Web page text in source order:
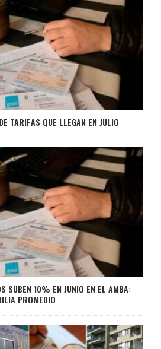
TARIFAS QUE LLEGAN EN JULIO
SUBEN 10% EN JUNIO EN EL AMBA:
PROMEDIO